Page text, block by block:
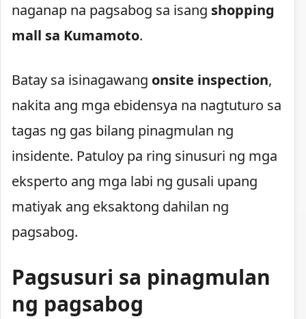
naganap na pagsabog sa isang shopping
mall sa Kumamoto.
Batay sa isinagawang onsite inspection,
nakita ang mga ebidensya na nagtuturo sa
tagas ng gas bilang pinagmulan ng
insidente. Patuloy pa ring sinusuri ng mga
eksperto ang mga labi ng gusali upang
matiyak ang eksaktong dahilan ng
pagsabog.
Pagsusuri sa pinagmulan
ng pagsabog